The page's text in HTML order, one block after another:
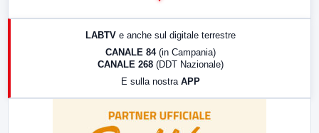
17:00 LabNews (replica)
LABTV e anche sul digitale terrestre
CANALE 84 (in Campania)
CANALE 268 (DDT Nazionale)
E sulla nostra APP